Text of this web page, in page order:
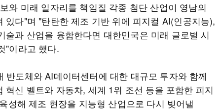
와 미래 일자리를 책임질 각종 첨단 산업이 영남의
있다"며 "탄탄한 제조 기반 위에 피지컬 AI(인공지능),
술과 산업을 융합한다면 대한민국은 미래 글로벌 시
"이라고 했다.
반도체와 AI데이터센터에 대한 대규모 투자와 함께
혁신 벨트와 자동차, 세계 1위 조선 등을 포함한 피지
성해 제조 현장을 지능형 산업으로 다시 빚어낼